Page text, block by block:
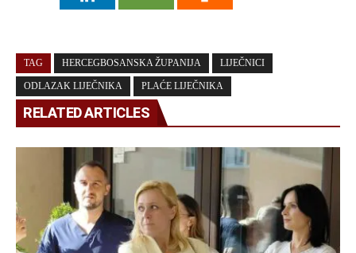
TAG HERCEGBOSANSKA ŽUPANIJA LIJEČNICI
ODLAZAK LIJEČNIKA PLAĆE LIJEČNIKA
RELATED ARTICLES